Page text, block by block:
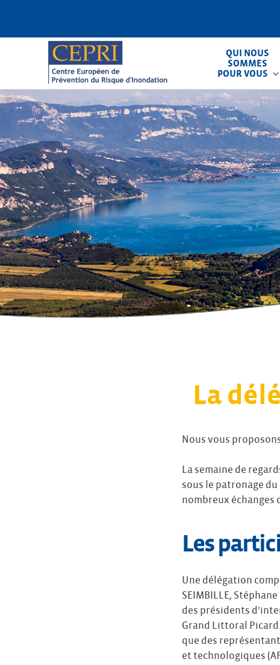
contenu
QUI NOUS
SOMMES
POUR VOUS
CEPRI
Centre Européen de Prévention du
La
Nous vous
La semaine de
sous le patronage du
nombreux
Les
Une délégation
SEIMBILLE,
des présidents
Grand Littoral Picard.
que des
et technologiques